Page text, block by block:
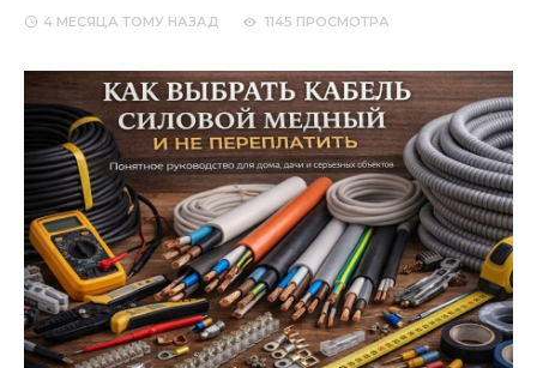
4 МЕСЯЦА ТОМУ НАЗАД 1145 ПРОСМОТРА